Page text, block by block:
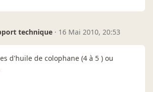
technique · 16 Mai 2010, 20:53
d'huile de colophane (4 à 5 ) ou